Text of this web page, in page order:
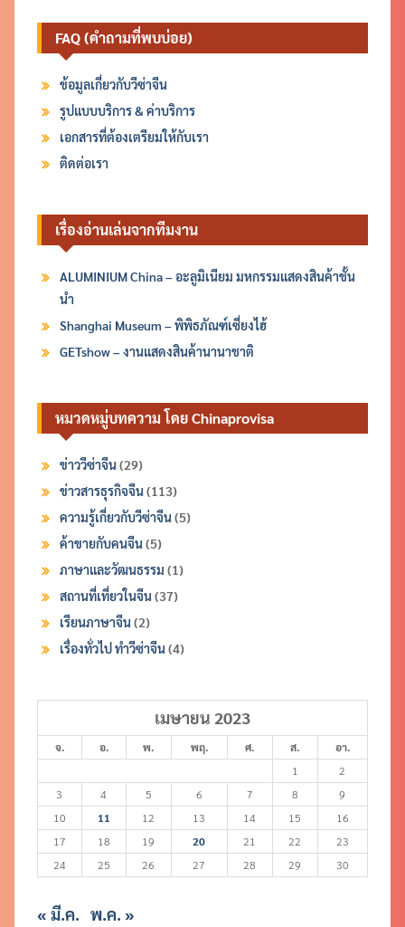
FAQ (คำถามที่พบบ่อย)
ข้อมูลเกี่ยวกับวีซ่าจีน
รูปแบบบริการ & ค่าบริการ
เอกสารที่ต้องเตรียมให้กับเรา
ติดต่อเรา
เรื่องอ่านเล่นจากทีมงาน
ALUMINIUM China – อะลูมิเนียม มหกรรมแสดงสินค้าชั้น
นำ
Shanghai Museum – พิพิธภัณฑ์เซี่ยงไฮ้
GETshow – งานแสดงสินค้านานาชาติ
หมวดหมู่บทความ โดย Chinaprovisa
ข่าววีซ่าจีน(29)
ข่าวสารธุรกิจจีน(113)
ความรู้เกี่ยวกับวีซ่าจีน(5)
ค้าขายกับคนจีน(5)
ภาษาและวัฒนธรรม (1)
สถานที่เที่ยวในจีน(37)
เรียนภาษาจีน(2)
เรื่องทั่วไป ทำวีซ่าจีน(4)
เมษายน 2023
จ. อ. พ. พฤ. ศ. ส.
อา.
1
2
3
4 5 6 7 8
9
10
11 12 13 14 15
16
17
18 19 20 21 22
23
24
25 26 27 28 29 30
« มี.ค. พ.ค. »